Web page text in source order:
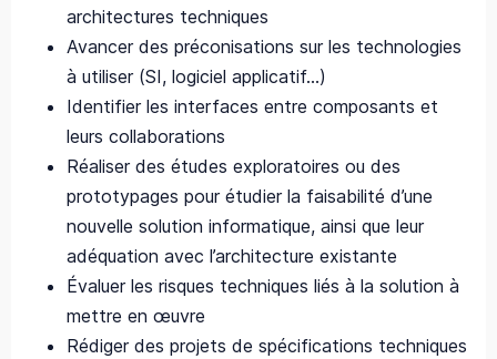
architectures techniques
Avancer des préconisations sur les technologies
à utiliser (SI, logiciel applicatif…)
Identifier les interfaces entre composants et
leurs collaborations
Réaliser des études exploratoires ou des
prototypages pour étudier la faisabilité d’une
nouvelle solution informatique, ainsi que leur
adéquation avec l’architecture existante
Évaluer les risques techniques liés à la solution à
mettre en œuvre
Rédiger des projets de spécifications techniques